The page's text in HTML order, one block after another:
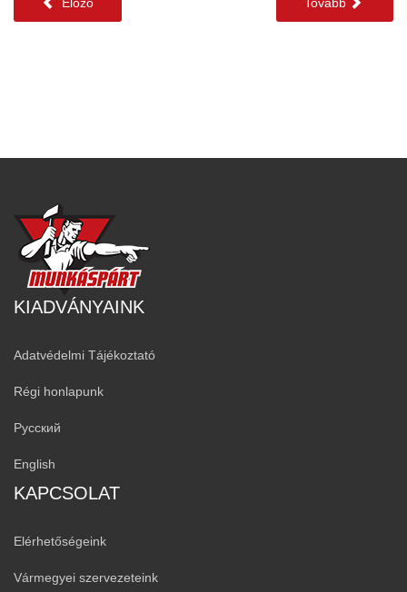
KIADVÁNYAINK
Adatvédelmi Tájékoztató
Régi honlapunk
Русский
English
KAPCSOLAT
Elérhetőségeink
Vármegyei szervezeteink